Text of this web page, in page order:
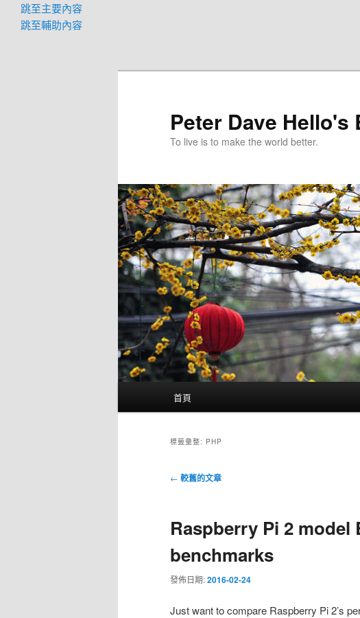
跳至主要內容
跳至輔助內容
Peter Dave Hello's
To live is to make the world better.
首頁
標籤彙整: PHP
文
覽
← 較舊的文章
Raspberry Pi 2 model
benchmarks
發佈日期:2016-02-24
Just want to compare Raspberry Pi 2’s